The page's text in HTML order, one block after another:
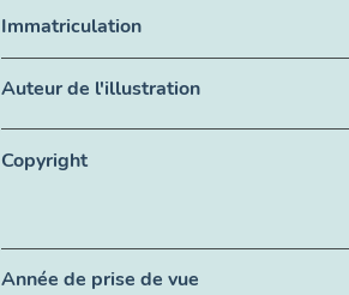
Immatriculation
Auteur de l'illustration
Copyright
Année de prise de vue